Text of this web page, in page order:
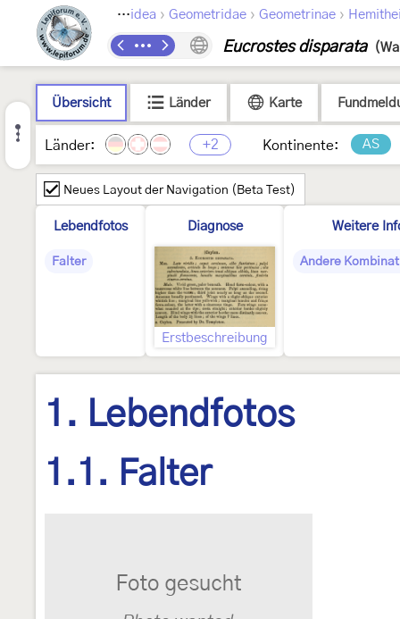
› Geometroidea › Geometridae › Geometrinae ›
Eucrostes disparata
Übersicht Länder Karte
Länder: +2 Kontinente: AS
Neues Layout der Navigation (Beta Test)
Lebendfotos
Falter
Diagnose
Erstbeschreibung
Weitere
Andere
1. Lebendfotos
1.1. Falter